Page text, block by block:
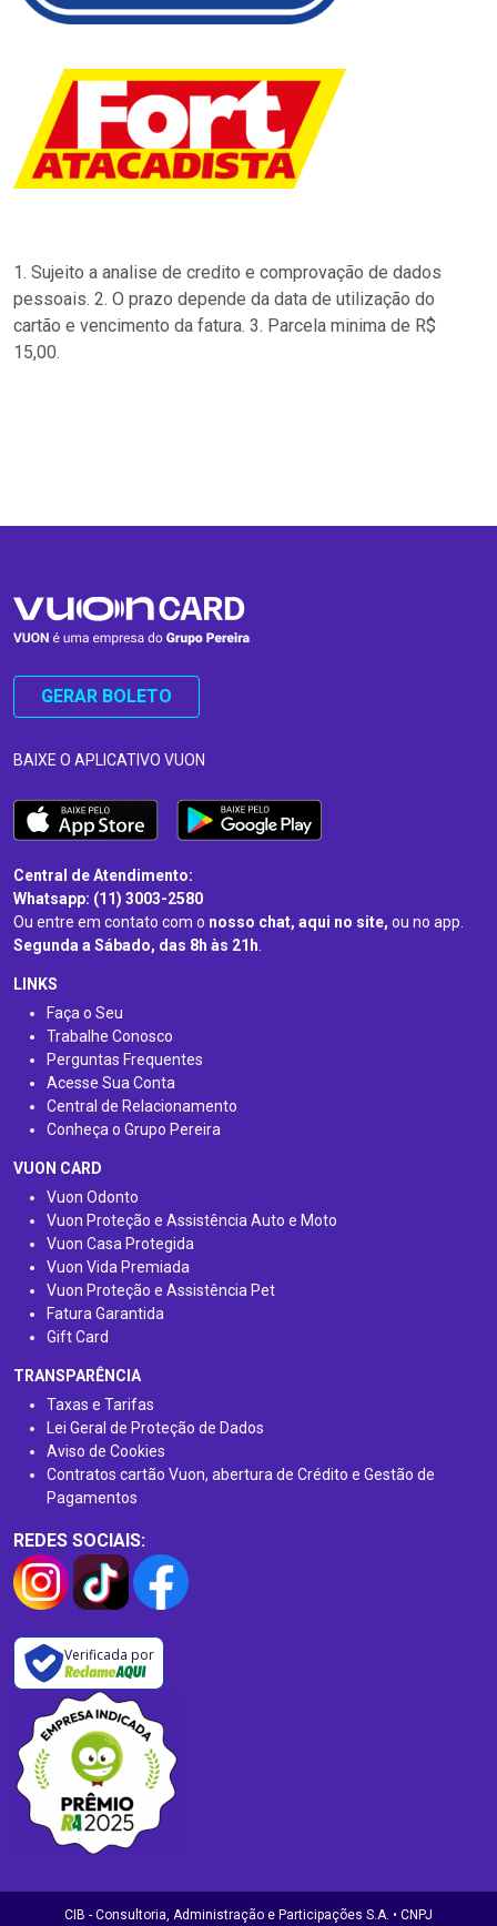
1. Sujeito a analise de credito e comprovação de dados
pessoais. 2. O prazo depende da data de utilização do
cartão e vencimento da fatura. 3. Parcela minima de R$
15,00.
GERAR BOLETO
BAIXE O APLICATIVO VUON
Central de Atendimento:
Whatsapp: (11) 3003-2580
Ou entre em contato com o nosso chat, aqui no site, ou no app.
Segunda a Sábado, das 8h às 21h.
LINKS
Faça o Seu
Trabalhe Conosco
Perguntas Frequentes
Acesse Sua Conta
Central de Relacionamento
Conheça o Grupo Pereira
VUON CARD
Vuon Odonto
Vuon Proteção e Assistência Auto e Moto
Vuon Casa Protegida
Vuon Vida Premiada
Vuon Proteção e Assistência Pet
Fatura Garantida
Gift Card
TRANSPARÊNCIA
Taxas e Tarifas
Lei Geral de Proteção de Dados
Aviso de Cookies
Contratos cartão Vuon, abertura de Crédito e Gestão de
Pagamentos
REDES SOCIAIS:
Verificada por
CIB - Consultoria, Administração e Participações S.A. • CNPJ